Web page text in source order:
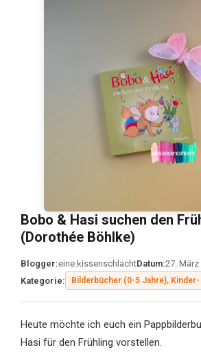
Bobo & Hasi suchen den
(Dorothée Böhlke)
Blogger:eine.kissenschlachtDatum:27. März
Kategorie:
Bilderbücher (0-5 Jahre),
Heute möchte ich euch ein
Hasi für den Frühling vorstellen.